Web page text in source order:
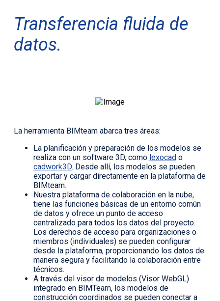
Transferencia fluida de
datos.
La herramienta BIMteam abarca tres áreas:
La planificación y preparación de los modelos se
realiza con un software 3D, como lexocad o
cadwork3D. Desde allí, los modelos se pueden
exportar y cargar directamente en la plataforma de
BIMteam.
Nuestra plataforma de colaboración en la nube,
tiene las funciones básicas de un entorno común
de datos y ofrece un punto de acceso
centralizado para todos los datos del proyecto.
Los derechos de acceso para organizaciones o
miembros (individuales) se pueden configurar
desde la plataforma, proporcionando los datos de
manera segura y facilitando la colaboración entre
técnicos.
A través del visor de modelos (Visor WebGL)
integrado en BIMTeam, los modelos de
construcción coordinados se pueden conectar a